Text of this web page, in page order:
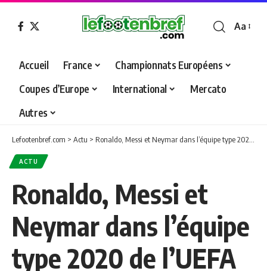
Font
Aa
Accueil France
Championnats Européens
Coupes d’Europe
International
Mercato
Autres
Lefootenbref.com > Actu > Ronaldo, Messi et Neymar dans l’équipe type 2020 de l’UEFA
ACTU
Ronaldo, Messi et
Neymar dans l’équipe
type 2020 de l’UEFA